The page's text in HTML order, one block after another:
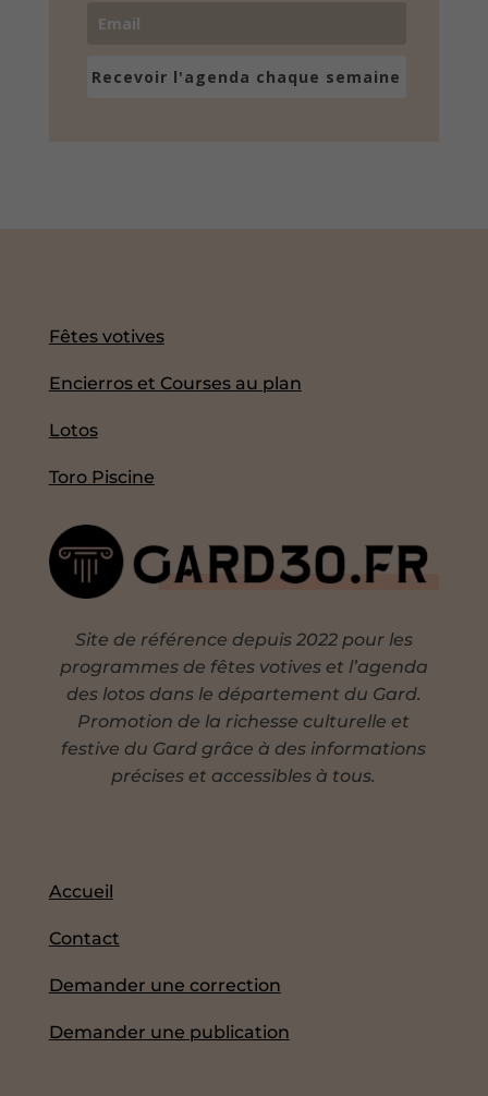
Recevoir l'agenda chaque semaine
Fêtes votives
Encierros et Courses au plan
Lotos
Toro Piscine
Site de référence depuis 2022 pour les
programmes de fêtes votives et l’agenda
des lotos dans le département du Gard.
Promotion de la richesse culturelle et
festive du Gard grâce à des informations
précises et accessibles à tous.
Accueil
Contact
Demander une correction
Demander une publication